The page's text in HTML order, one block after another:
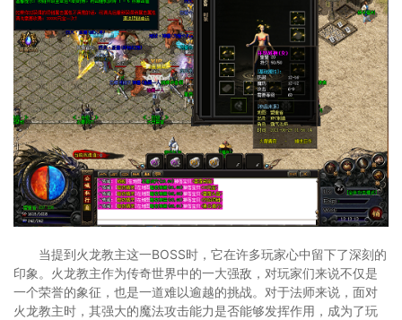
当提到火龙教主这一BOSS时，它在许多玩家心中留下了深刻的
印象。火龙教主作为传奇世界中的一大强敌，对玩家们来说不仅是
一个荣誉的象征，也是一道难以逾越的挑战。对于法师来说，面对
火龙教主时，其强大的魔法攻击能力是否能够发挥作用，成为了玩